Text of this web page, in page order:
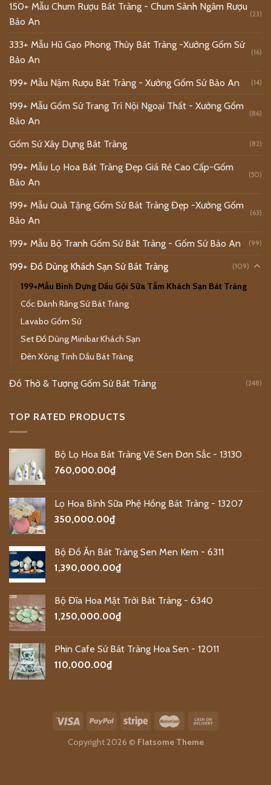
150+ Mẫu Chum Rượu Bát Tràng - Chum Sành Ngâm Rượu
Bảo An
(23)
333+ Mẫu Hũ Gạo Phong Thủy Bát Tràng -Xưởng Gốm Sứ
Bảo An
(16)
199+ Mẫu Nậm Rượu Bát Tràng - Xưởng Gốm Sứ Bảo An (14)
199+ Mẫu Gốm Sứ Trang Trí Nội Ngoại Thất - Xưởng Gốm
Bảo An
(86)
Gốm Sứ Xây Dựng Bát Tràng (82)
199+ Mẫu Lọ Hoa Bát Tràng Đẹp Giá Rẻ Cao Cấp-Gốm
Bảo An
(50)
199+ Mẫu Quà Tặng Gốm Sứ Bát Tràng Đẹp -Xưởng Gốm
Bảo An
(63)
199+ Mẫu Bộ Tranh Gốm Sứ Bát Tràng - Gốm Sứ Bảo An (99)
199+ Đồ Dùng Khách Sạn Sứ Bát Tràng (109)
199+Mẫu Bình Đựng Dầu Gội Sữa Tắm Khách Sạn Bát Tràng
Cốc Đánh Răng Sứ Bát Tràng
Lavabo Gốm Sứ
Set Đồ Dùng Minibar Khách Sạn
Đèn Xông Tinh Dầu Bát Tràng
Đồ Thờ & Tượng Gốm Sứ Bát Tràng (248)
TOP RATED PRODUCTS
Bộ Lọ Hoa Bát Tràng Vẽ Sen Đơn Sắc - 13130
760,000.00₫
Lọ Hoa Bình Sữa Phệ Hồng Bát Tràng - 13207
350,000.00₫
Bộ Đồ Ăn Bát Tràng Sen Men Kem - 6311
1,390,000.00₫
Bộ Đĩa Hoa Mặt Trời Bát Tràng - 6340
1,250,000.00₫
Phin Cafe Sứ Bát Tràng Hoa Sen - 12011
110,000.00₫
Copyright 2026 © Flatsome Theme